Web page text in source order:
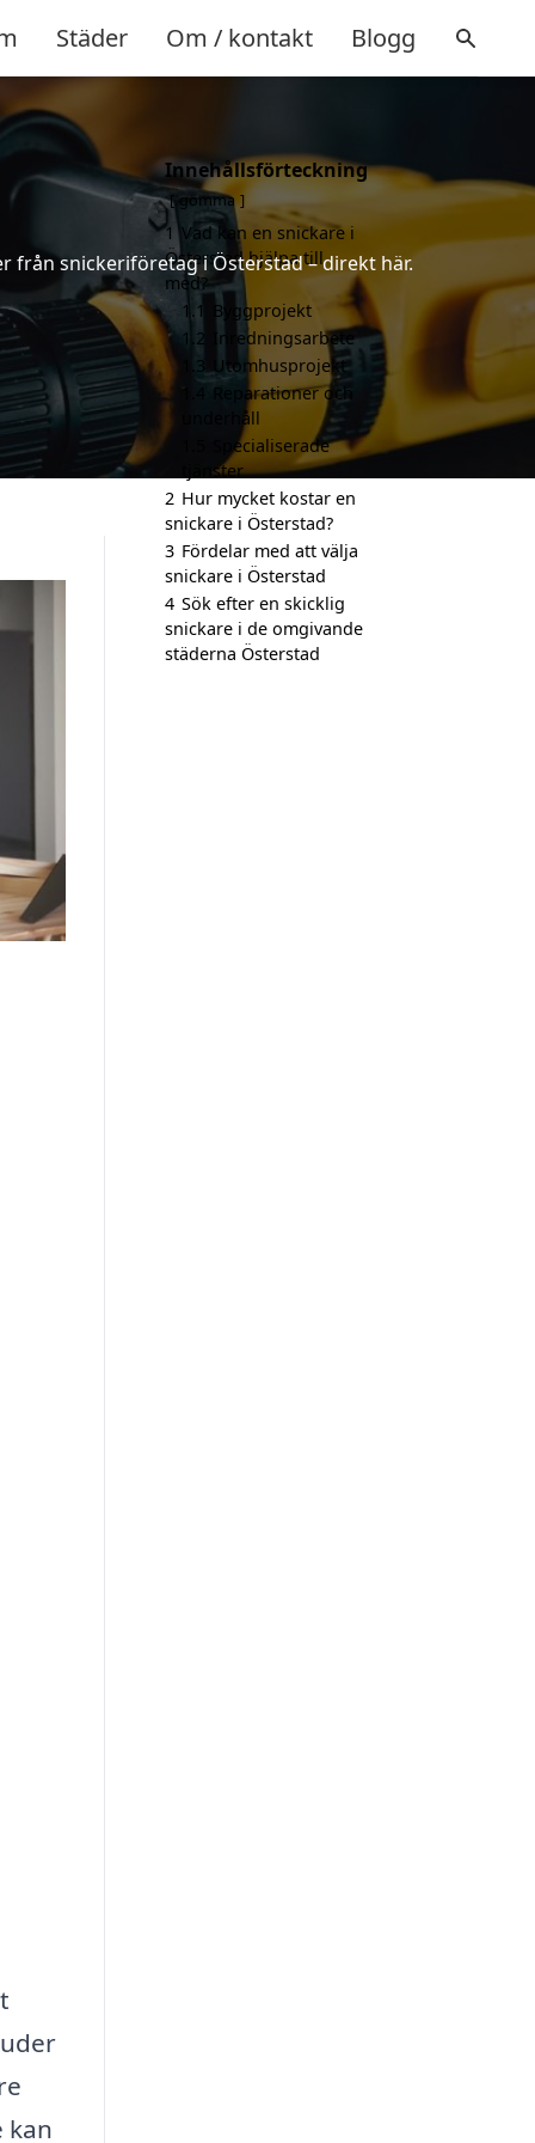
Städer Om / kontakt Blogg
från snickeriföretag i Österstad – direkt här.
kan
Innehållsförteckning
gömma
1 Vad kan en snickare i
Österstad hjälpa till
med?
1.1
Byggprojekt
1.2
Inredningsarbete
1.3 Utomhusprojekt
Reparationer och
underhåll
Specialiserade
tjänster
2 Hur mycket kostar en
snickare i Österstad?
3 Fördelar med att välja
snickare i Österstad
4 Sök efter en skicklig
snickare i de omgivande
städerna Österstad